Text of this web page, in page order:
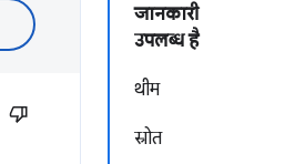
जानकारी
उपलब्ध है
थीम
स्रोत